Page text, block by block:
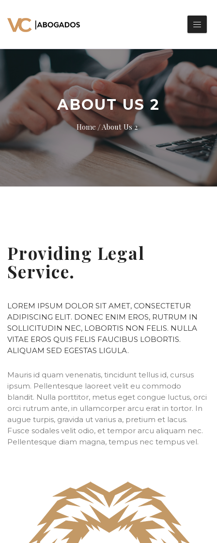
ABOUT US 2
Home About Us 2
Providing Legal
Service.
LOREM IPSUM DOLOR SIT AMET, CONSECTETUR
ADIPISCING ELIT. DONEC ENIM EROS, RUTRUM IN
SOLLICITUDIN NEC, LOBORTIS NON FELIS. NULLA
VITAE EROS QUIS FELIS FAUCIBUS LOBORTIS.
ALIQUAM SED EGESTAS LIGULA.
Mauris id quam venenatis, tincidunt tellus id, cursus
ipsum. Pellentesque laoreet velit eu commodo
blandit. Nulla porttitor, metus eget congue luctus, orci
orci rutrum ante, in ullamcorper arcu erat in tortor. In
augue turpis, gravida ut varius a, pretium et lacus.
Fusce sodales velit odio, et tempor arcu aliquam nec.
Pellentesque diam magna, tempus nec tempus vel.